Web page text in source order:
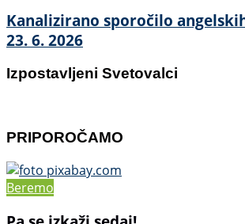
Kanalizirano sporočilo
23. 6. 2026
Izpostavljeni Svetovalci
PRIPOROČAMO
Beremo